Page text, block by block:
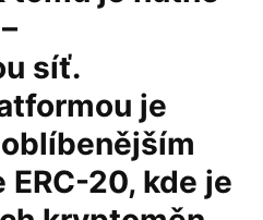
síť.
je
20, kde je